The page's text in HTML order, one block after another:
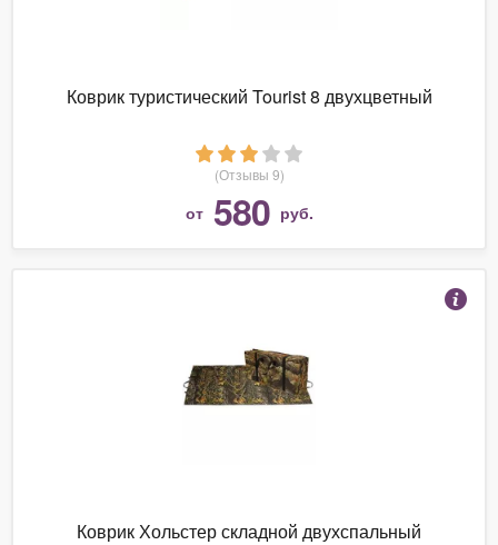
Коврик туристический Tourist 8 двухцветный
(Отзывы 9)
от 580 руб.
Коврик Хольстер складной двухспальный